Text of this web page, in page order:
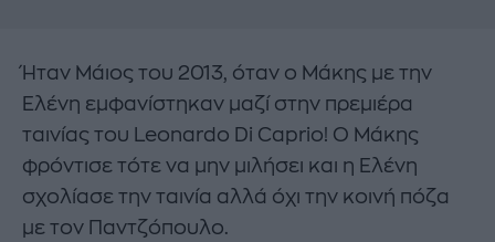
Ήταν Μάιος του 2013, όταν ο Μάκης με την
Ελένη εμφανίστηκαν μαζί στην πρεμιέρα
ταινίας του Leonardo Di Caprio! Ο Μάκης
φρόντισε τότε να μην μιλήσει και η Ελένη
σχολίασε την ταινία αλλά όχι την κοινή πόζα
με τον Παντζόπουλο.